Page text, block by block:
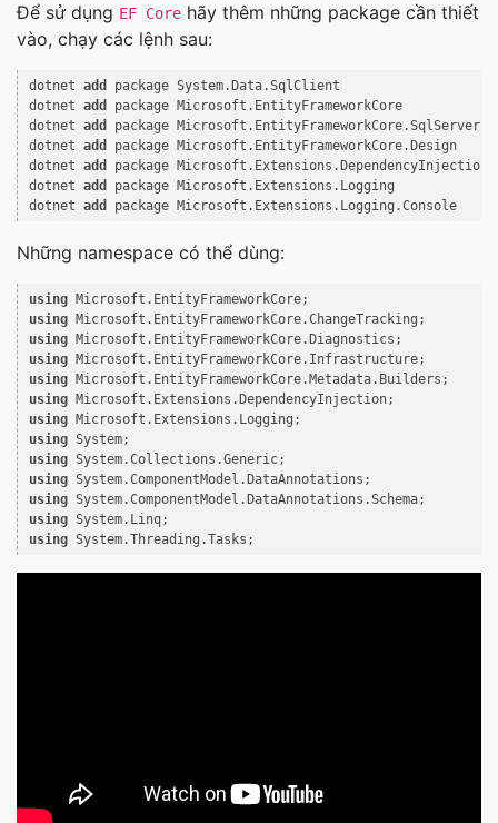
Để sử dụng EF Core hãy thêm những package cần thiết
vào, chạy các lệnh sau:
dotnet add
package System.Data.SqlClient
dotnet add
package Microsoft.EntityFrameworkCore
dotnet add
package Microsoft.EntityFrameworkCore.SqlServer
dotnet add
package Microsoft.EntityFrameworkCore.Design
dotnet add
package Microsoft.Extensions.DependencyInjection
dotnet add
package Microsoft.Extensions.Logging
dotnet add
Những namespace có thể dùng:
using
using
using
using
using
using
using
using
using
using
using
using
using System.Threading.Tasks;